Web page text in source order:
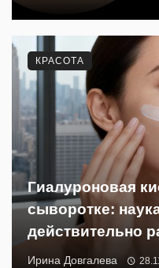
Гиалуроновая
сыворотке:
действительно
Ирина Довгалева
КРАСОТА